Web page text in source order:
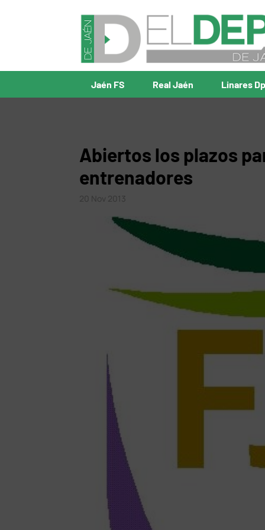
Jaén FS Real Jaén Linares
Abiertos los plazos
entrenadores